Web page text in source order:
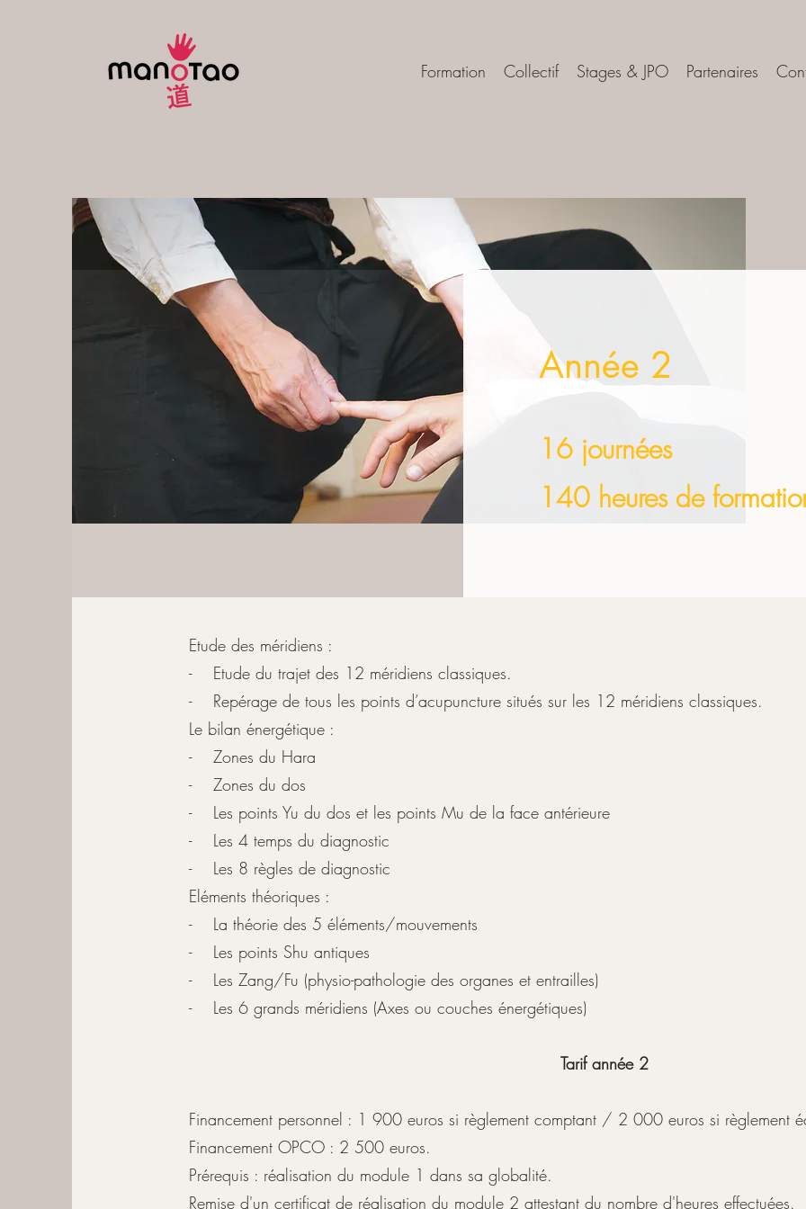
Formation Collectif Stages & JPO Partenaires
Année 2
16 journées
140 heures de
Etude des méridiens :
- Etude du trajet des 12 méridiens classiques.
- Repérage de tous les points d’acupuncture situés sur les 12 méridiens classiques.
Le bilan énergétique :
- Zones du Hara
- Zones du dos
- Les points Yu du dos et les points Mu de la face antérieure
- Les 4 temps du diagnostic
- Les 8 règles de diagnostic
Eléments théoriques :
- La théorie des 5 éléments/mouvements
- Les points Shu antiques
- Les Zang/Fu (physio-pathologie des organes et entrailles)
- Les 6 grands méridiens (Axes ou couches énergétiques)
Tarif année 2
Financement personnel : 1 900 euros si règlement comptant / 2 000 euros si règlement
Financement OPCO : 2 500 euros.
Prérequis : réalisation du module 1 dans sa globalité.
Remise d'un certificat de réalisation du module 2 attestant du nombre d'heures effectuées.